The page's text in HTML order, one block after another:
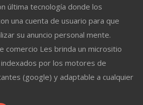
última tecnología donde los
una cuenta de usuario para que
su anuncio personal mente.
comercio Les brinda un micrositio
por los motores de
(google) y adaptable a cualquier